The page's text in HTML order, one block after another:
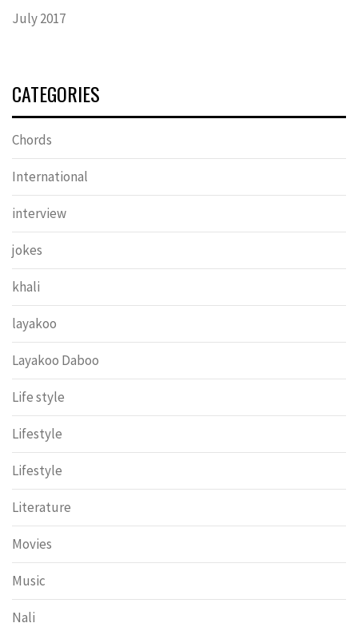
July 2017
CATEGORIES
Chords
International
interview
jokes
khali
layakoo
Layakoo Daboo
Life style
Lifestyle
Lifestyle
Literature
Movies
Music
Nali